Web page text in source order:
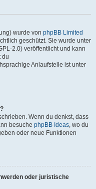
wurde von phpBB Limited
geschützt. Sie wurde unter
2.0) veröffentlicht und kann
du
Anlaufstelle ist unter
Wenn du denkst, dass
besuche phpBB Ideas, wo du
oder neue Funktionen
oder juristische